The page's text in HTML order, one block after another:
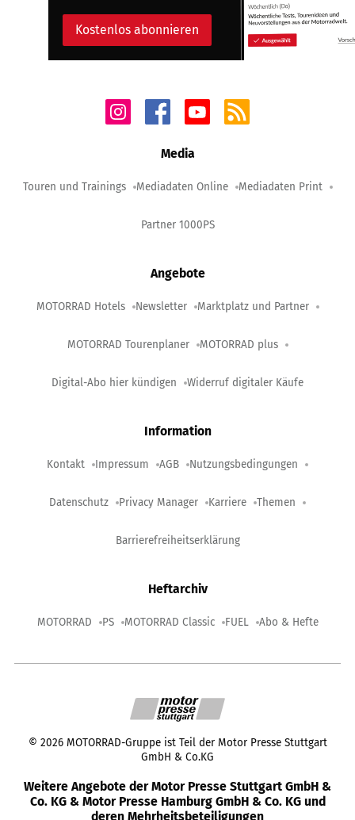
Kostenlos abonnieren
Media
Touren und Trainings Mediadaten Online Mediadaten Print
Partner 1000PS
Angebote
MOTORRAD Hotels Newsletter Marktplatz und Partner
MOTORRAD Tourenplaner MOTORRAD plus
Digital-Abo hier kündigen Widerruf digitaler Käufe
Information
Kontakt Impressum AGB Nutzungsbedingungen
Datenschutz Privacy Manager Karriere Themen
Barrierefreiheitserklärung
Heftarchiv
MOTORRAD PS MOTORRAD Classic FUEL Abo & Hefte
© 2026 MOTORRAD-Gruppe ist Teil der Motor Presse Stuttgart
GmbH & Co.KG
Weitere Angebote der Motor Presse Stuttgart GmbH &
Co. KG & Motor Presse Hamburg GmbH & Co. KG und
deren Mehrheitsbeteiligungen